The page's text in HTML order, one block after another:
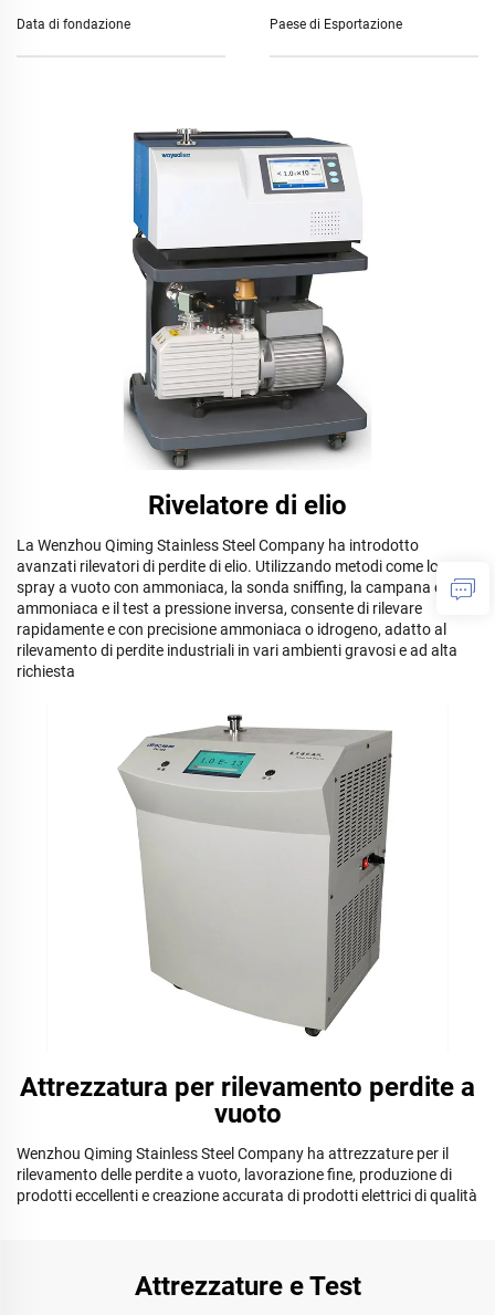
Data di fondazione Paese di Esportazione
Rivelatore di elio
La Wenzhou Qiming Stainless Steel Company ha introdotto
avanzati rilevatori di perdite di elio. Utilizzando metodi come lo
spray a vuoto con ammoniaca, la sonda sniffing, la campana di
ammoniaca e il test a pressione inversa, consente di rilevare
rapidamente e con precisione ammoniaca o idrogeno, adatto al
rilevamento di perdite industriali in vari ambienti gravosi e ad alta
richiesta
Attrezzatura per rilevamento perdite a
vuoto
Wenzhou Qiming Stainless Steel Company ha attrezzature per il
rilevamento delle perdite a vuoto, lavorazione fine, produzione di
prodotti eccellenti e creazione accurata di prodotti elettrici di qualità
Attrezzature e Test